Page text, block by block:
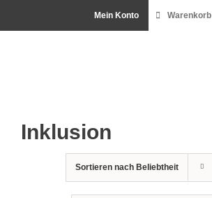
Mein Konto Warenkorb
Inklusion
Sortieren nach Beliebtheit